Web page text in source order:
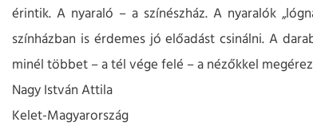
érintik. A nyaraló – a színészház. A nyaralók
színházban is érdemes jó előadást csinálni. A
minél többet – a tél vége felé – a nézőkkel
Nagy István Attila
Kelet-Magyarország